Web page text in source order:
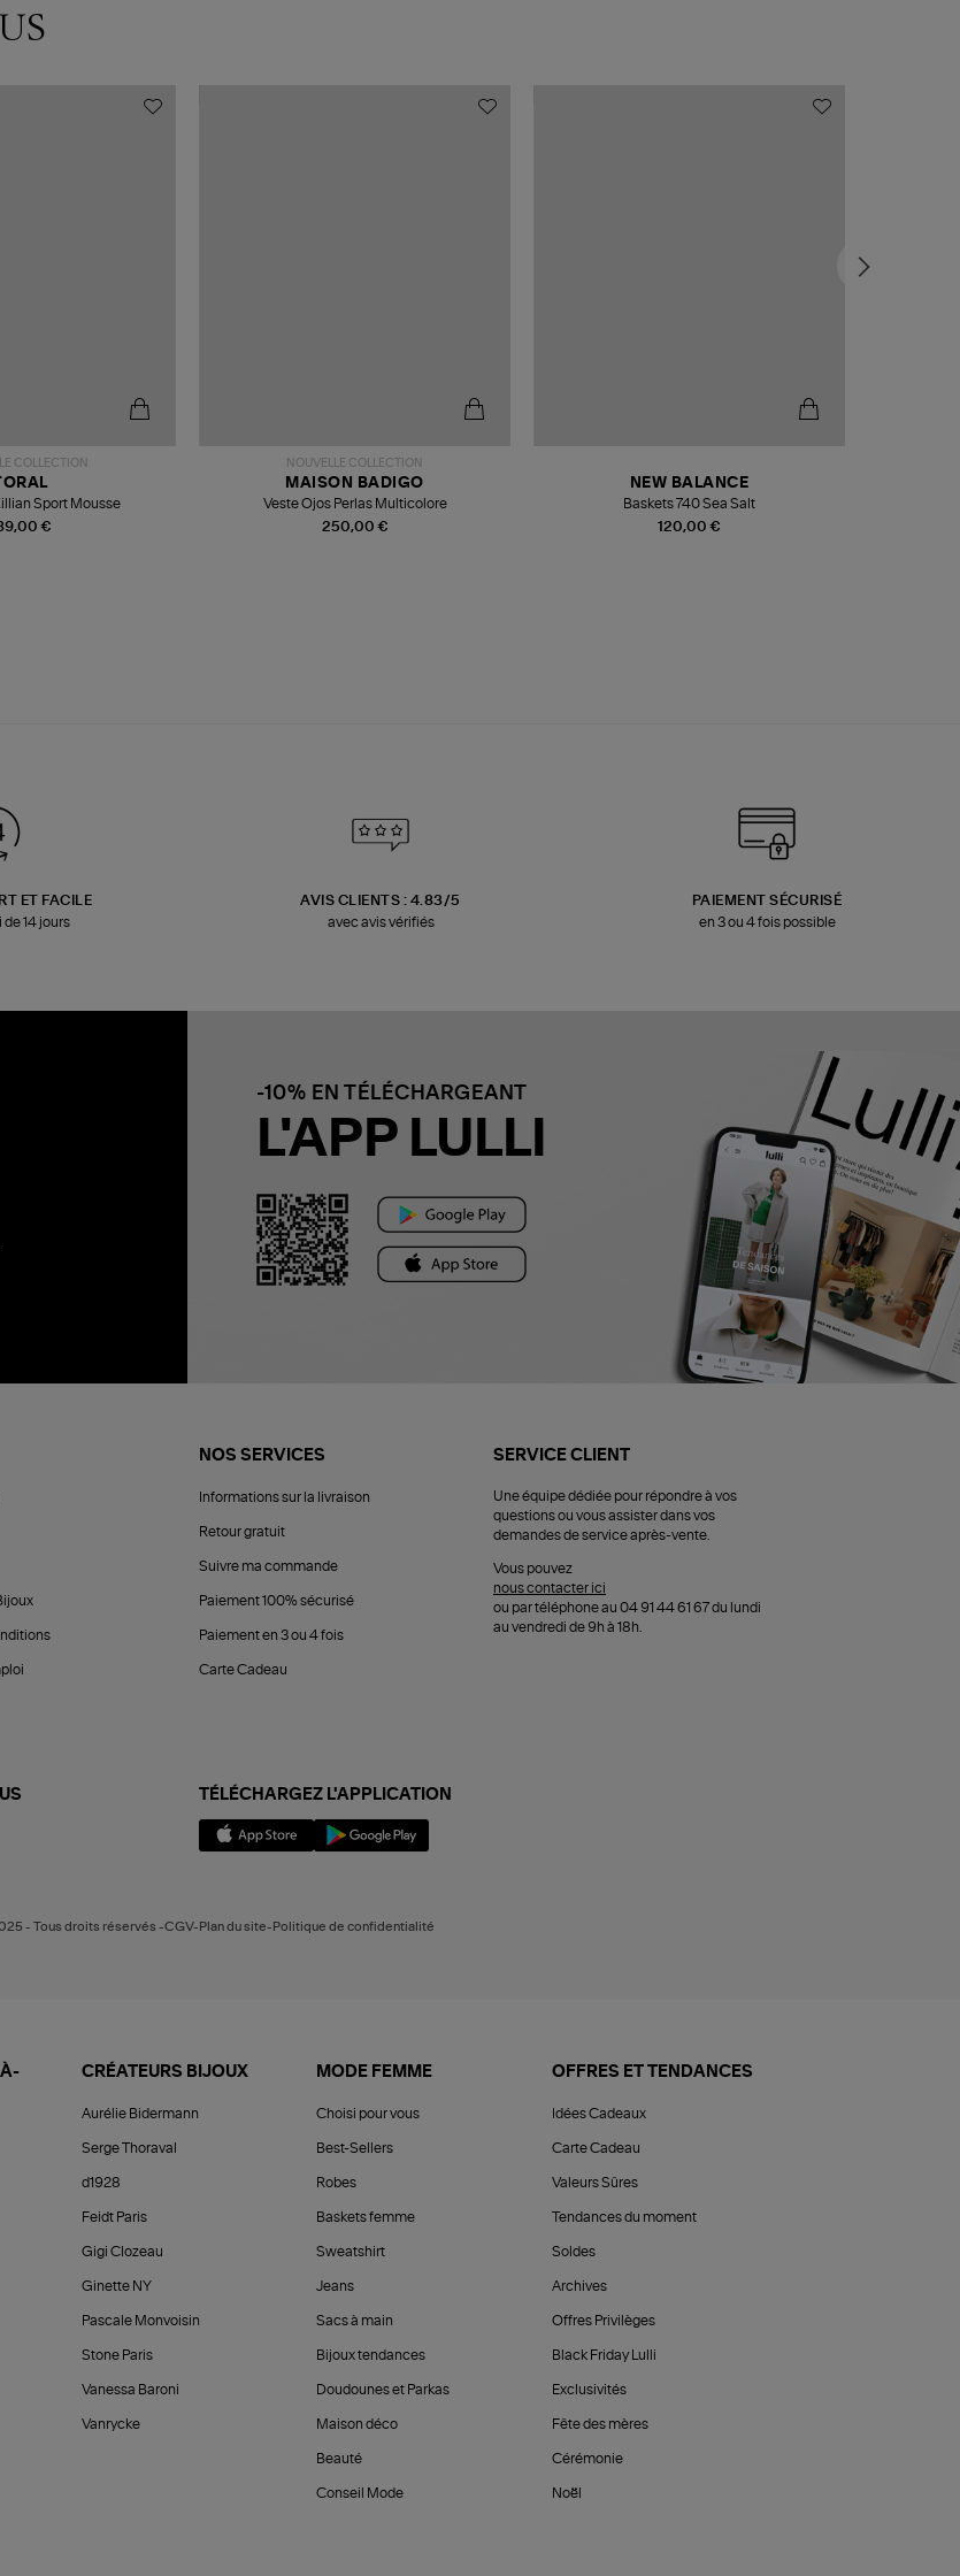
COLLECTION
€
TORAL
Sport Mousse
NOUVELLE COLLECTION
250,00 €
MAISON BADIGO
Veste Ojos Perlas Multicolore
120,00 €
NEW BALANCE
Baskets 740 Sea Salt
ET FACILE
14 jours
AVIS CLIENTS : 4.83/5
avec avis vérifiés
PAIEMENT SÉCURISÉ
en 3 ou 4 fois possible
-10% EN TÉLÉCHARGEANT
L'APP LULLI
NOS SERVICES
Informations sur la livraison
Retour gratuit
Suivre ma commande
Paiement 100% sécurisé
Paiement en 3 ou 4 fois
Carte Cadeau
SERVICE CLIENT
Une équipe dédiée pour répondre à vos
questions ou vous assister dans vos
demandes de service après-vente.
Vous pouvez
nous contacter ici
ou par téléphone au 04 91 44 61 67 du lundi
au vendredi de 9h à 18h.
TÉLÉCHARGEZ L'APPLICATION
- Tous droits réservés -CGV-Plan du site-Politique de confidentialité
À-
CRÉATEURS BIJOUX
Aurélie Bidermann
Serge Thoraval
d1928
Feidt Paris
Gigi Clozeau
Ginette NY
Pascale Monvoisin
Stone Paris
Vanessa Baroni
Vanrycke
MODE FEMME
Choisi pour vous
Best-Sellers
Robes
Baskets femme
Sweatshirt
Jeans
Sacs à main
Bijoux tendances
Doudounes et Parkas
Maison déco
Beauté
Conseil Mode
OFFRES ET TENDANCES
Idées Cadeaux
Carte Cadeau
Valeurs Sûres
Tendances du moment
Soldes
Archives
Offres Privilèges
Black Friday Lulli
Exclusivités
Fête des mères
Cérémonie
Noël